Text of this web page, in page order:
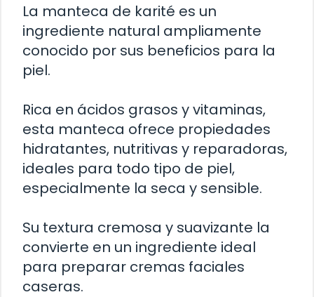
La manteca de karité es un
ingrediente natural ampliamente
conocido por sus beneficios para la
piel.
Rica en ácidos grasos y vitaminas,
esta manteca ofrece propiedades
hidratantes, nutritivas y reparadoras,
ideales para todo tipo de piel,
especialmente la seca y sensible.
Su textura cremosa y suavizante la
convierte en un ingrediente ideal
para preparar cremas faciales
caseras.